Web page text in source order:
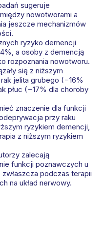
sugeruje
nowotworami a
jeszcze mechanizmów
ryzyko demencji
a osoby z demencją
rozpoznania nowotworu.
się z niższym
jelita grubego (−16%
płuc (−17% dla choroby
znaczenie dla funkcji
przy raku
ryzykiem demencji,
z niższym ryzykiem
zalecają
funkcji poznawczych u
podczas terapii
na układ nerwowy.